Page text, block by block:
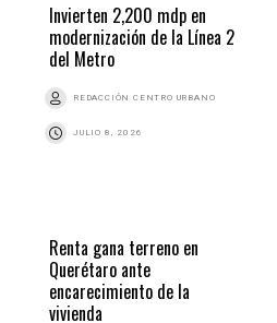
Invierten 2,200 mdp en
modernización de la Línea 2
del Metro
REDACCIÓN CENTRO URBANO
JULIO 8, 2026
Renta gana terreno en
Querétaro ante
encarecimiento de la
vivienda